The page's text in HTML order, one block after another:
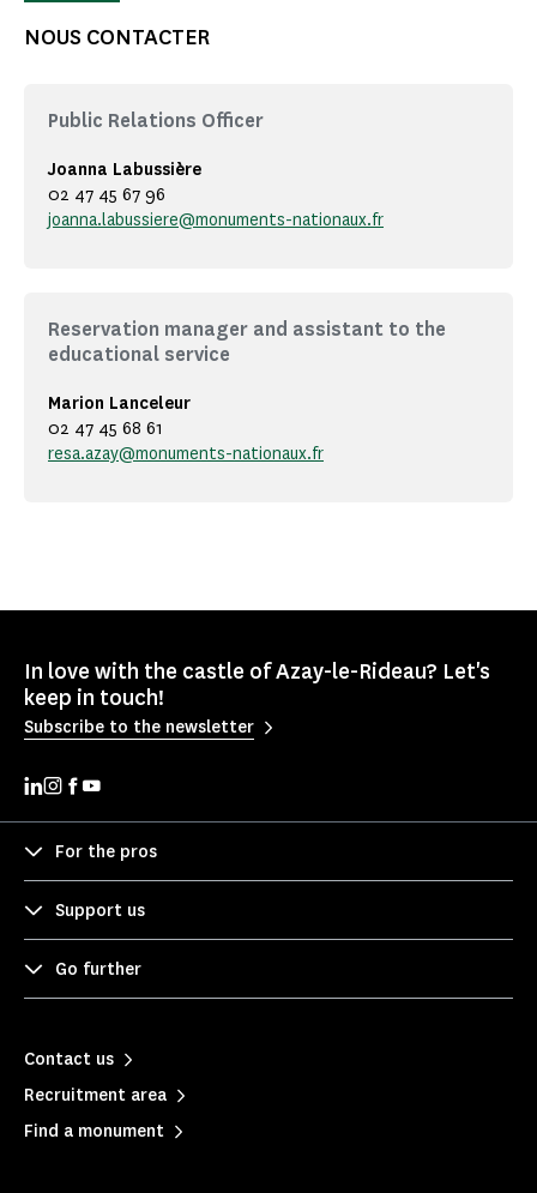
NOUS CONTACTER
Public Relations Officer
Joanna Labussière
02 47 45 67 96
joanna.labussiere@monuments-nationaux.fr
Reservation manager and assistant to the
educational service
Marion Lanceleur
02 47 45 68 61
resa.azay@monuments-nationaux.fr
In love with the castle of Azay-le-Rideau? Let's
keep in touch!
Subscribe to the newsletter
For the pros
Support us
Go further
Contact us
Recruitment area
Find a monument